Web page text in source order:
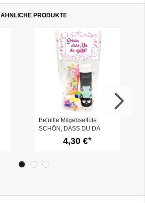
ÄHNLICHE PRODUKTE
Befüllte Mitgebseltüte
SCHÖN, DASS DU DA
WARST! - pink # 1
4,30 €